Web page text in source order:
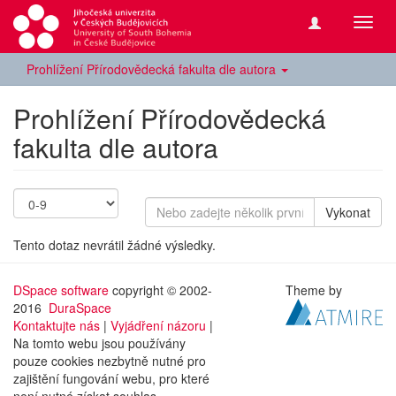
Prohlížení Přírodovědecká fakulta dle autora
Prohlížení Přírodovědecká
fakulta dle autora
Vykonat
Tento dotaz nevrátil žádné výsledky.
DSpace software copyright © 2002-
2016 DuraSpace
Kontaktujte nás | Vyjádření názoru |
Na tomto webu jsou používány
pouze cookies nezbytně nutné pro
zajištění fungování webu, pro které
Theme by